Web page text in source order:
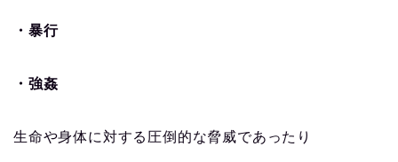
・暴行
・強姦
生命や身体に対する圧倒的な脅威であったり